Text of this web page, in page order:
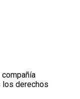
los derechos